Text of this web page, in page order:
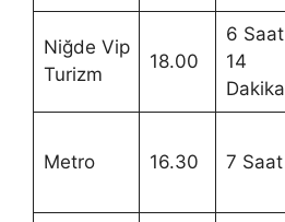
Niğde Vip
Turizm
18.00
6 Saat
14
Dakika
Metro 16.30 7 Saat